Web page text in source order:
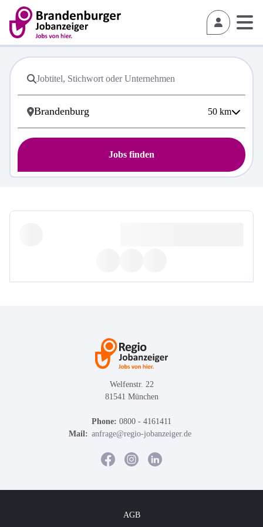
50 km
Jobs finden
Welfenstr. 22
81541 München
Phone: 0800 - 4161411
Mail: anfrage@regio-jobanzeiger.de
AGB